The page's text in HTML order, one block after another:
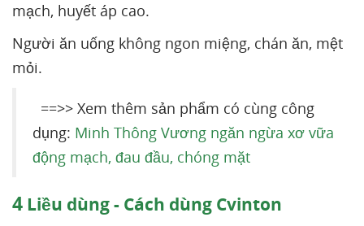
mạch, huyết áp cao.
Người ăn uống không ngon miệng, chán ăn, mệt
mỏi.
==>> Xem thêm sản phẩm có cùng công
dụng: Minh Thông Vương ngăn ngừa xơ vữa
động mạch, đau đầu, chóng mặt
4 Liều dùng - Cách dùng Cvinton